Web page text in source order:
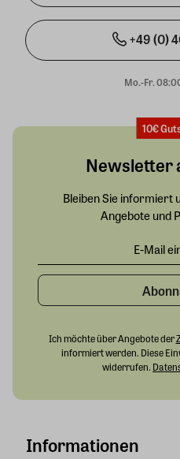
+49 (0)
Mo.-Fr.
Informationen
10€
Newsletter
Bleiben Sie informiert
Angebote und
Ich möchte über Angebote der
informiert werden. Diese
widerrufen.